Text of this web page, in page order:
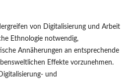
von Digitalisierung und Arbeit
Ethnologie notwendig,
Annäherungen an entsprechende
Effekte vorzunehmen.
und